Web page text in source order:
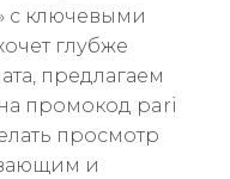
с ключевыми
глубже
предлагаем
промокод pari
просмотр
и